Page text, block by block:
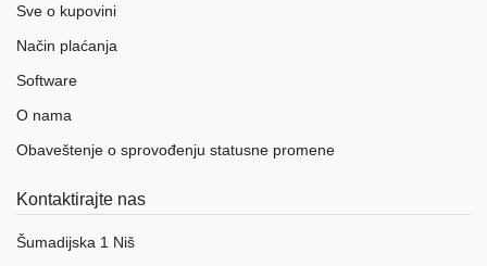
Sve o kupovini
Način plaćanja
Software
O nama
Obaveštenje o sprovođenju statusne promene
Kontaktirajte nas
Šumadijska 1 Niš